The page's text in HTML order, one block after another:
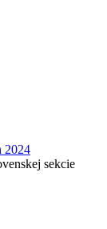
2024
sekcie